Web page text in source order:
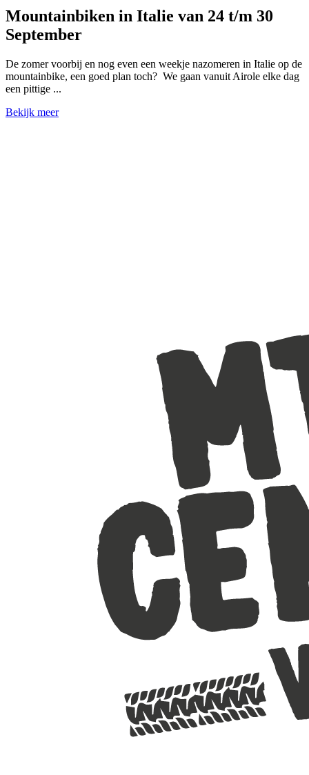
Mountainbiken in Italie van 24 t/m 30
September
De zomer voorbij en nog even een weekje nazomeren in Italie op de
mountainbike, een goed plan toch? We gaan vanuit Airole elke dag
een pittige ...
Bekijk meer